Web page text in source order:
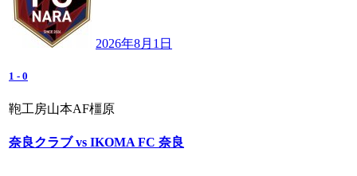
2026年8月1日
1 - 0
鞄工房山本AF橿原
奈良クラブ vs IKOMA FC 奈良